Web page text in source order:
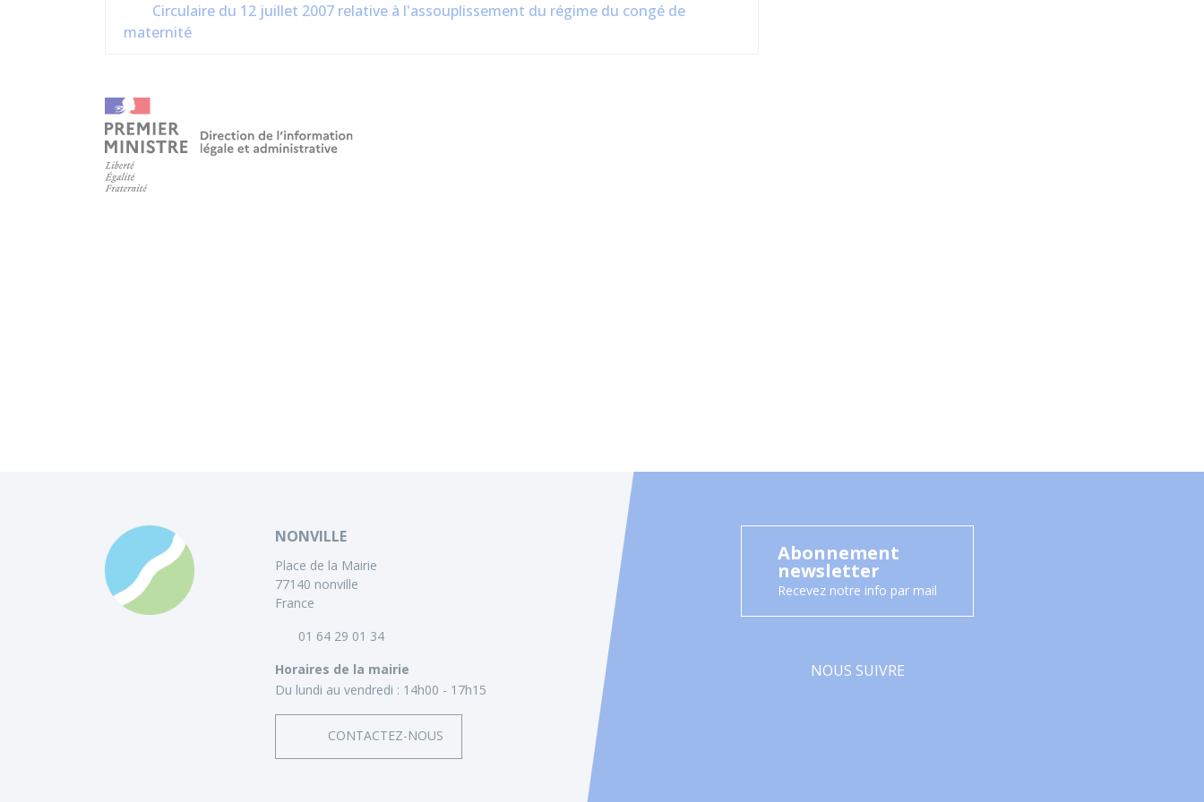
Circulaire du 12 juillet 2007 relative à l'assouplissement du régime du congé de
maternité
NONVILLE
Place de la Mairie
77140 nonville
France
01 64 29 01 34
Horaires de la mairie
Du lundi au vendredi : 14h00 - 17h15
CONTACTEZ-NOUS
Abonnement
newsletter
Recevez notre info par mail
NOUS SUIVRE